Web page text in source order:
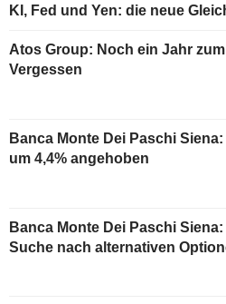
KI, Fed und Yen: die neue
Atos Group: Noch ein Jahr zum
Vergessen
Banca Monte Dei Paschi Siena:
um 4,4% angehoben
Banca Monte Dei Paschi
Suche nach alternativen